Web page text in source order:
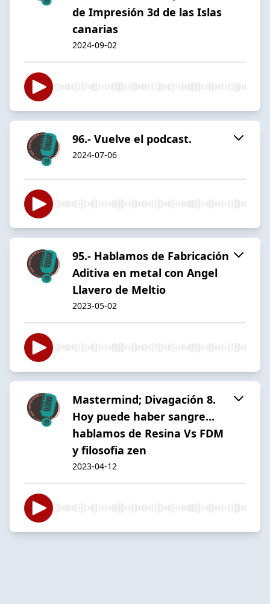
de Impresión 3d de las Islas
canarias
2024-09-02
96.- Vuelve el podcast.
2024-07-06
95.- Hablamos de Fabricación
Aditiva en metal con Angel
Llavero de Meltio
2023-05-02
Mastermind; Divagación 8.
Hoy puede haber sangre...
hablamos de Resina Vs FDM
y filosofia zen
2023-04-12